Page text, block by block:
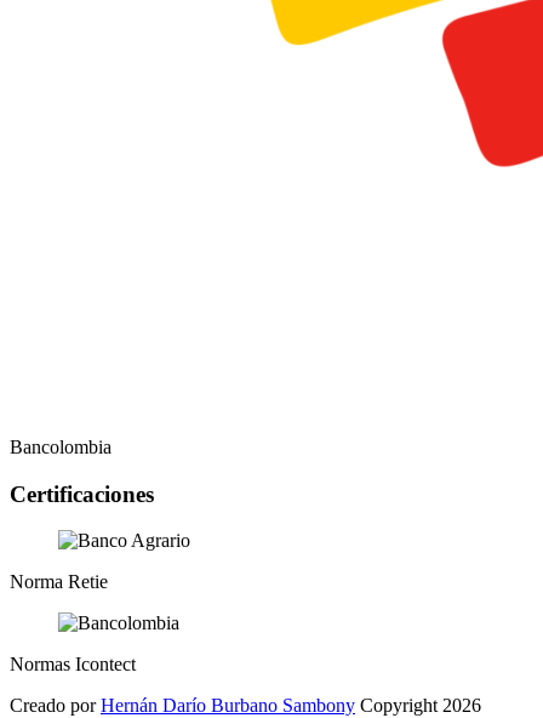
Bancolombia
Certificaciones
Norma Retie
Normas Icontect
Creado porHernán Darío Burbano Sambony Copyright 2026